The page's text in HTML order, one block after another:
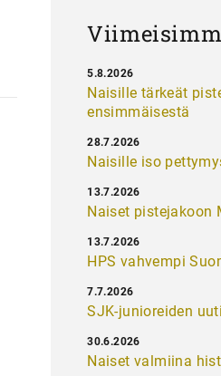
Naisille tärkeät
ensimmäisestä
5.8.2026
Naisille iso
28.7.2026
Naiset pistejakoon
13.7.2026
HPS vahvempi
13.7.2026
SJK-junioreiden
7.7.2026
Naiset valmiina
30.6.2026